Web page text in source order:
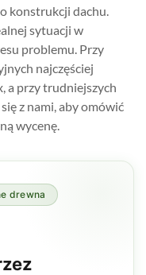
konstrukcji dachu.
sytuacji w
problemu. Przy
najczęściej
a przy trudniejszych
z nami, aby omówić
wycenę.
drewna